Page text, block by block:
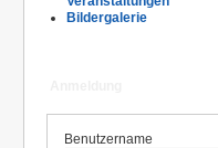
Bildergalerie
Benutzername